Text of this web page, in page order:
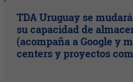
TDA Uruguay se
su capacidad de
(acompaña a Google y
centers y proyectos